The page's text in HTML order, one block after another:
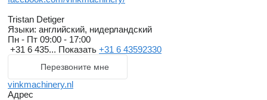
Tristan Detiger
Языки: английский, нидерландский
Пн - Пт 09:00 - 17:00
+31 6 435... Показать +31 6 43592330
Перезвоните мне
vinkmachinery.nl
Адрес